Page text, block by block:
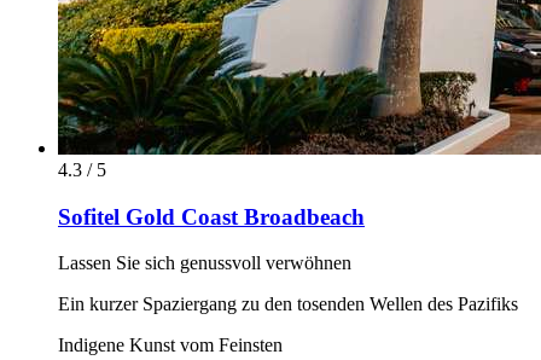
4.3 / 5
Sofitel Gold Coast Broadbeach
Lassen Sie sich genussvoll verwöhnen
Ein kurzer Spaziergang zu den tosenden Wellen des Pazifiks
Indigene Kunst vom Feinsten